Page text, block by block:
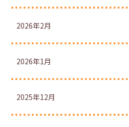
2026年2月
2026年1月
2025年12月